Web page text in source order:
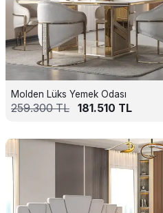
Molden Lüks Yemek Odası
259.300TL 181.510 TL